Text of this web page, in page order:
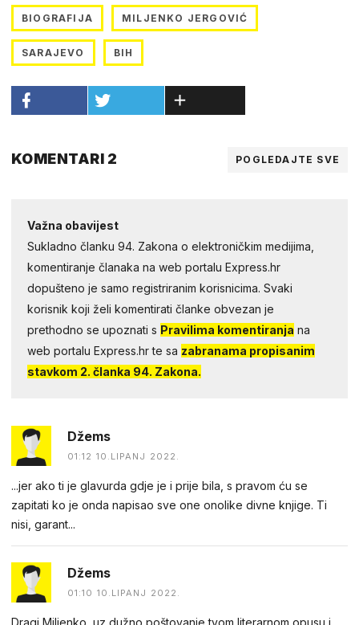
BIOGRAFIJA MILJENKO JERGOVIĆ
SARAJEVO BIH
KOMENTARI 2 POGLEDAJTE SVE
Važna obavijest
Sukladno članku 94. Zakona o elektroničkim medijima,
komentiranje članaka na web portalu Express.hr
dopušteno je samo registriranim korisnicima. Svaki
korisnik koji želi komentirati članke obvezan je
prethodno se upoznati s Pravilima komentiranja na
web portalu Express.hr te sa zabranama propisanim
stavkom 2. članka 94. Zakona.
Džems
01:12 10.LIPANJ 2022.
...jer ako ti je glavurda gdje je i prije bila, s pravom ću se
zapitati ko je onda napisao sve one onolike divne knjige. Ti
nisi, garant...
Džems
01:10 10.LIPANJ 2022.
Dragi Miljenko, uz dužno poštovanje tvom literarnom opusu i